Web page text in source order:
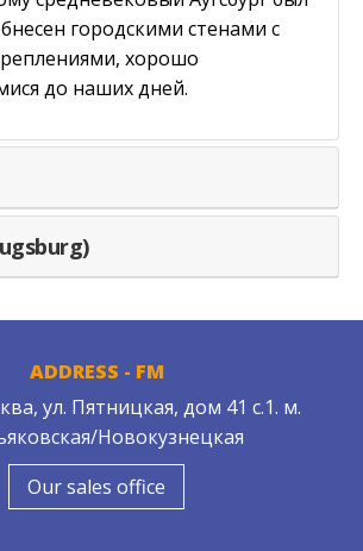
городскими стенами с
хорошо
до наших дней.
ADDRESS - FM
ул. Пятницкая, дом 41 с.1. м.
Новокузнецкая
Our sales office